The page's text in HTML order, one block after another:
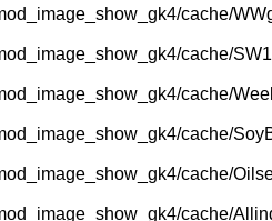
cache/
cache/
cache/
cache/
cache/
cache/